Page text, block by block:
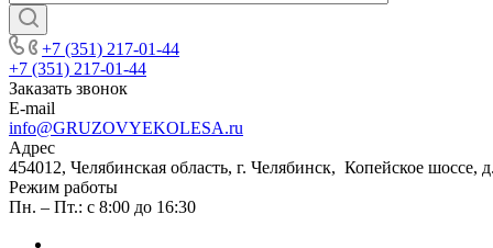
+7 (351) 217-01-44
+7 (351) 217-01-44
Заказать звонок
E-mail
info@GRUZOVYEKOLESA.ru
Адрес
454012, Челябинская область, г. Челябинск, Копейское шоссе,
Режим работы
Пн. – Пт.: с 8:00 до 16:30